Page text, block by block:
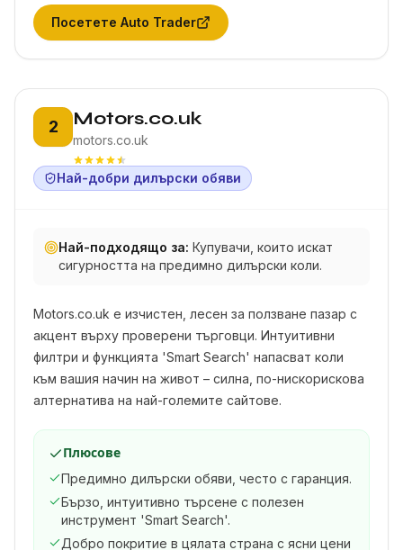
Посетете Auto Trader
2 Позиция 2:
Motors.co.uk
motors.co.uk
Най-добри дилърски обяви
Най-подходящо за: Купувачи, които искат
сигурността на предимно дилърски коли.
Motors.co.uk е изчистен, лесен за ползване пазар с
акцент върху проверени търговци. Интуитивни
филтри и функцията 'Smart Search' напасват коли
към вашия начин на живот – силна, по-нискорискова
алтернатива на най-големите сайтове.
Плюсове
Предимно дилърски обяви, често с гаранция.
Бързо, интуитивно търсене с полезен
инструмент 'Smart Search'.
Добро покритие в цялата страна с ясни цени